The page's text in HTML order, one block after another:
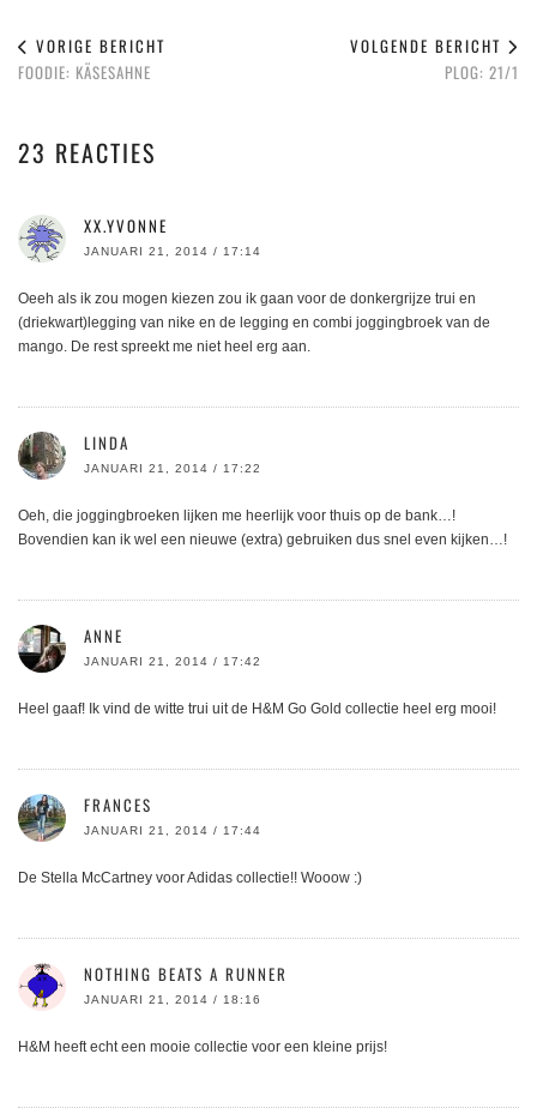
VORIGE BERICHT
FOODIE: KÄSESAHNE
VOLGENDE BERICHT
PLOG: 21/1
23 REACTIES
XX.YVONNE
JANUARI 21, 2014 / 17:14
Oeeh als ik zou mogen kiezen zou ik gaan voor de donkergrijze trui en
(driekwart)legging van nike en de legging en combi joggingbroek van de
mango. De rest spreekt me niet heel erg aan.
LINDA
JANUARI 21, 2014 / 17:22
Oeh, die joggingbroeken lijken me heerlijk voor thuis op de bank…!
Bovendien kan ik wel een nieuwe (extra) gebruiken dus snel even kijken…!
ANNE
JANUARI 21, 2014 / 17:42
Heel gaaf! Ik vind de witte trui uit de H&M Go Gold collectie heel erg mooi!
FRANCES
JANUARI 21, 2014 / 17:44
De Stella McCartney voor Adidas collectie!! Wooow :)
NOTHING BEATS A RUNNER
JANUARI 21, 2014 / 18:16
H&M heeft echt een mooie collectie voor een kleine prijs!